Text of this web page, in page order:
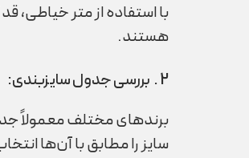
با استفاده از متر خیاطی،
هستند.
2 . بررسی جدول سایزبندی:
برندهای مختلف معمولاً
سایز را مطابق با آن‌ها